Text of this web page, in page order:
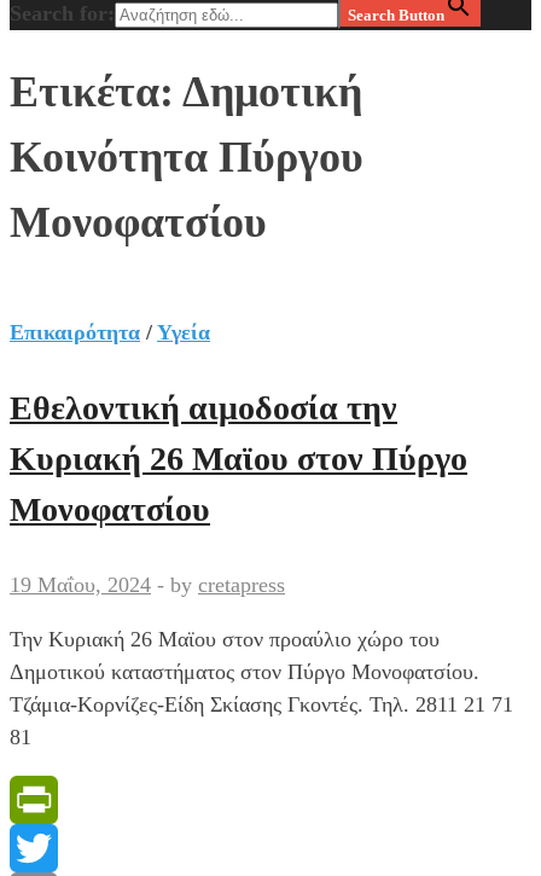
Search for: Search Button
Ετικέτα: Δημοτική
Κοινότητα Πύργου
Μονοφατσίου
Επικαιρότητα / Υγεία
Εθελοντική αιμοδοσία την
Κυριακή 26 Μαϊου στον Πύργο
Μονοφατσίου
19 Μαΐου, 2024 - by cretapress
Την Κυριακή 26 Μαϊου στον προαύλιο χώρο του
Δημοτικού καταστήματος στον Πύργο Μονοφατσίου.
Τζάμια-Κορνίζες-Είδη Σκίασης Γκοντές. Τηλ. 2811 21 71
81
PrintFriendly